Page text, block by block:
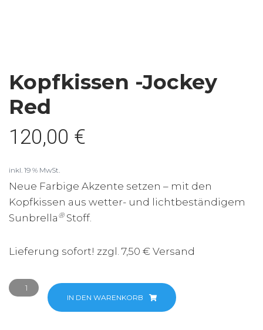
Kopfkissen -Jockey
Red
120,00 €
inkl. 19 % MwSt.
Neue Farbige Akzente setzen – mit den
Kopfkissen aus wetter- und lichtbeständigem
Sunbrella ®Stoff.
Lieferung sofort! zzgl. 7,50 € Versand
Kopfkissen
-
IN DEN WARENKORB